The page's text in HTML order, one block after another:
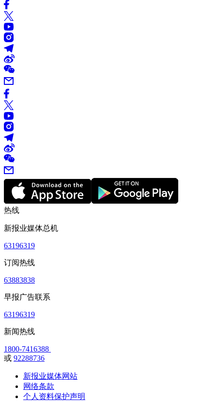
热线
新报业媒体总机
63196319
订阅热线
63883838
早报广告联系
63196319
新闻热线
1800-7416388
或 92288736
新报业媒体网站
网络条款
个人资料保护声明